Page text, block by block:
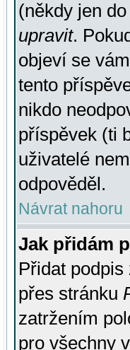
(někdy jen
upravit.
objeví se
tento
nikdo
příspěvek (ti
uživatelé
odpověděl.
Návrat nahoru
Jak přidám
Přidat
přes stránku
zatržením
pro všechny